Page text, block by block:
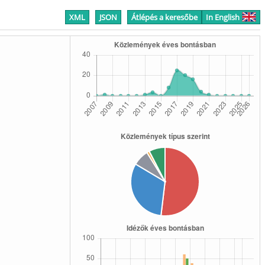
XML JSON Átlépés a keresőbe In English